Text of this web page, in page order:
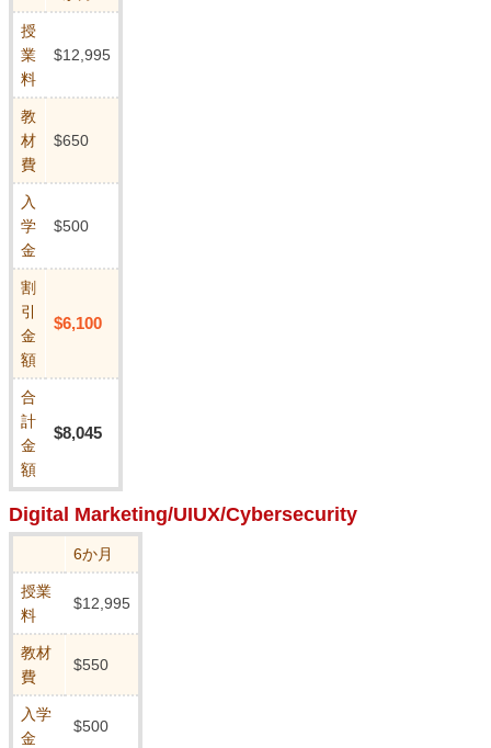
授
業
料
$12,995
教
材
費
$650
入
学
金
$500
割
引
金
額
$6,100
合
計
金
額
$8,045
Digital Marketing/UIUX/Cybersecurity
6か月
授業
料
$12,995
教材
費
$550
入学
金
$500